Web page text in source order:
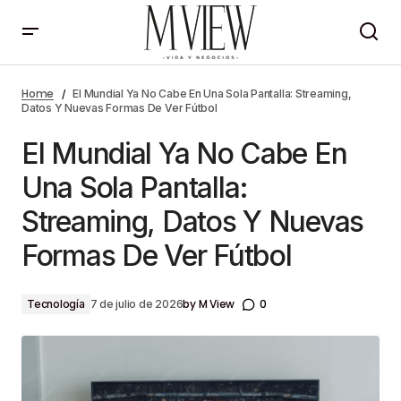
Streaming, Datos Y Nuevas Formas De Ver Fútbol
Home
El Mundial Ya No Cabe En Una Sola Pantalla: Streaming,
Datos Y Nuevas Formas De Ver Fútbol
El Mundial Ya No Cabe En
Una Sola Pantalla:
Streaming, Datos Y Nuevas
Formas De Ver Fútbol
Tecnología 7 de julio de 2026byM View 0